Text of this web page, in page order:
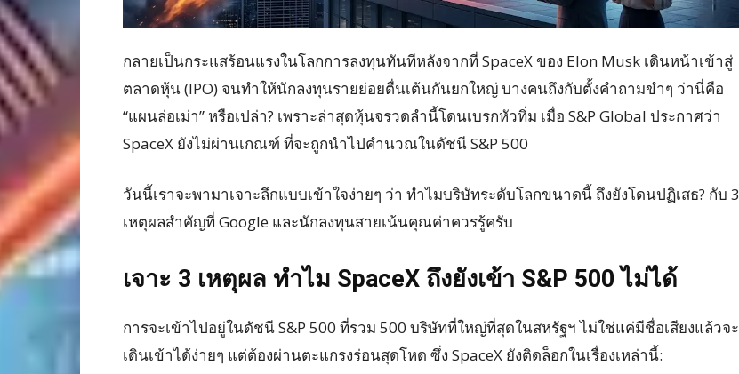
กลายเป็นกระแสร้อนแรงในโลกการลงทุนทันทีหลังจากที่ SpaceX ของ Elon Musk เดินหน้าเข้าสู่
ตลาดหุ้น (IPO) จนทำให้นักลงทุนรายย่อยตื่นเต้นกันยกใหญ่ บางคนถึงกับตั้งคำถามขำๆ ว่านี่คือ
“แผนล่อเม่า” หรือเปล่า? เพราะล่าสุดหุ้นจรวดลำนี้โดนเบรกหัวทิ่ม เมื่อ S&P Global ประกาศว่า
SpaceX ยังไม่ผ่านเกณฑ์ ที่จะถูกนำไปคำนวณในดัชนี S&P 500
วันนี้เราจะพามาเจาะลึกแบบเข้าใจง่ายๆ ว่า ทำไมบริษัทระดับโลกขนาดนี้ ถึงยังโดนปฏิเสธ? กับ 3
เหตุผลสำคัญที่ Google และนักลงทุนสายเน้นคุณค่าควรรู้ครับ
เจาะ 3 เหตุผล ทำไม SpaceX ถึงยังเข้า S&P 500 ไม่ได้
การจะเข้าไปอยู่ในดัชนี S&P 500 ที่รวม 500 บริษัทที่ใหญ่ที่สุดในสหรัฐฯ ไม่ใช่แค่มีชื่อเสียงแล้วจะ
เดินเข้าได้ง่ายๆ แต่ต้องผ่านตะแกรงร่อนสุดโหด ซึ่ง SpaceX ยังติดล็อกในเรื่องเหล่านี้: